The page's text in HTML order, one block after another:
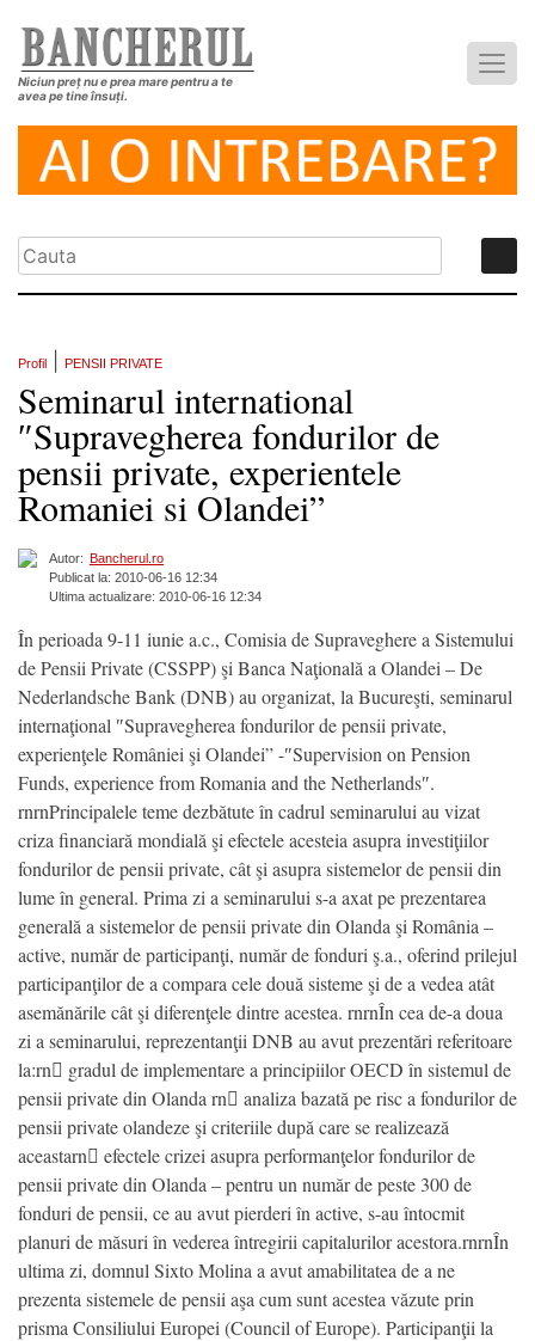
Niciun preț nu e prea mare pentru a te
avea pe tine însuți.
Profil PENSII PRIVATE
Seminarul international
″Supravegherea fondurilor de
pensii private, experientele
Romaniei si Olandei”
Autor: Bancherul.ro
Publicat la: 2010-06-16 12:34
Ultima actualizare: 2010-06-16 12:34
În perioada 9-11 iunie a.c., Comisia de Supraveghere a Sistemului
de Pensii Private (CSSPP) şi Banca Naţională a Olandei – De
Nederlandsche Bank (DNB) au organizat, la Bucureşti, seminarul
internaţional ″Supravegherea fondurilor de pensii private,
experienţele României şi Olandei” -″Supervision on Pension
Funds, experience from Romania and the Netherlands″.
rnrnPrincipalele teme dezbătute în cadrul seminarului au vizat
criza financiară mondială şi efectele acesteia asupra investiţiilor
fondurilor de pensii private, cât şi asupra sistemelor de pensii din
lume în general. Prima zi a seminarului s-a axat pe prezentarea
generală a sistemelor de pensii private din Olanda şi România –
active, număr de participanţi, număr de fonduri ş.a., oferind prilejul
participanţilor de a compara cele două sisteme şi de a vedea atât
asemănările cât şi diferenţele dintre acestea. rnrnÎn cea de-a doua
zi a seminarului, reprezentanţii DNB au avut prezentări referitoare
la:rn gradul de implementare a principiilor OECD în sistemul de
pensii private din Olanda rn analiza bazată pe risc a fondurilor de
pensii private olandeze şi criteriile după care se realizează
aceastarn efectele crizei asupra performanţelor fondurilor de
pensii private din Olanda – pentru un număr de peste 300 de
fonduri de pensii, ce au avut pierderi în active, s-au întocmit
planuri de măsuri în vederea întregirii capitalurilor acestora.rnrnÎn
ultima zi, domnul Sixto Molina a avut amabilitatea de a ne
prezenta sistemele de pensii aşa cum sunt acestea văzute prin
prisma Consiliului Europei (Council of Europe). Participanţii la